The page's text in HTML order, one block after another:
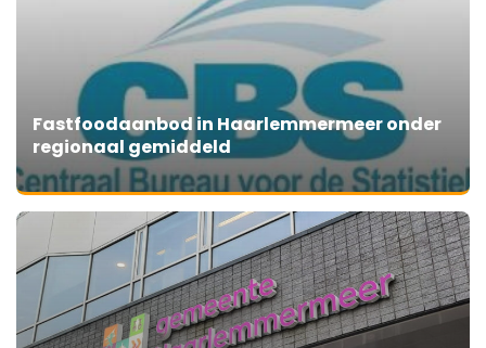
Fastfoodaanbod in Haarlemmermeer onder
regionaal gemiddeld